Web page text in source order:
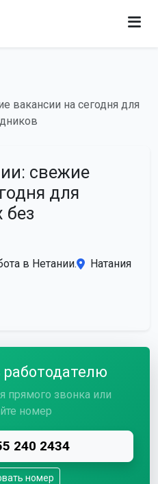
вакансии на сегодня для
свежие
для
без
в Нетании.
Натания
работодателю
прямого звонка или
номер
240 2434
номер